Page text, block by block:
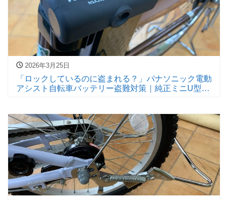
2026年3月25日
「ロックしているのに盗まれる？」パナソニック電動
アシスト自転車バッテリー盗難対策｜純正ミニU型ロ